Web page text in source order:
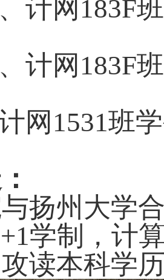
计网 183F
计网 183F
网 1531班
扬州大学
学制，计
读本科学